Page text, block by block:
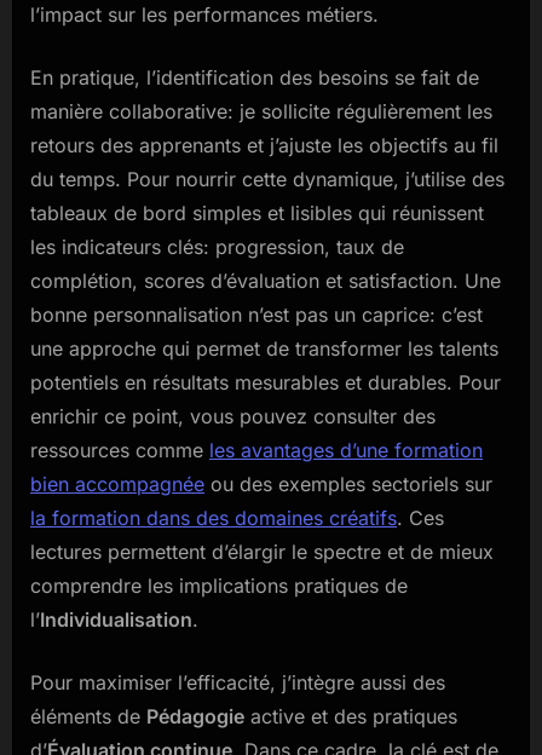
l’impact sur les performances métiers.
En pratique, l’identification des besoins se fait de
manière collaborative: je sollicite régulièrement les
retours des apprenants et j’ajuste les objectifs au fil
du temps. Pour nourrir cette dynamique, j’utilise des
tableaux de bord simples et lisibles qui réunissent
les indicateurs clés: progression, taux de
complétion, scores d’évaluation et satisfaction. Une
bonne personnalisation n’est pas un caprice: c’est
une approche qui permet de transformer les talents
potentiels en résultats mesurables et durables. Pour
enrichir ce point, vous pouvez consulter des
ressources comme les avantages d’une formation
bien accompagnée ou des exemples sectoriels sur
la formation dans des domaines créatifs. Ces
lectures permettent d’élargir le spectre et de mieux
comprendre les implications pratiques de
l’Individualisation.
Pour maximiser l’efficacité, j’intègre aussi des
éléments de Pédagogie active et des pratiques
d’Évaluation continue. Dans ce cadre, la clé est de